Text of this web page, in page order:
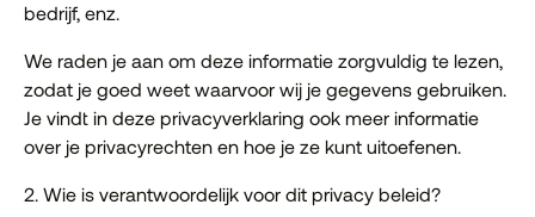
bedrijf, enz.
We raden je aan om deze informatie zorgvuldig te lezen,
zodat je goed weet waarvoor wij je gegevens gebruiken.
Je vindt in deze privacyverklaring ook meer informatie
over je privacyrechten en hoe je ze kunt uitoefenen.
2. Wie is verantwoordelijk voor dit privacy beleid?